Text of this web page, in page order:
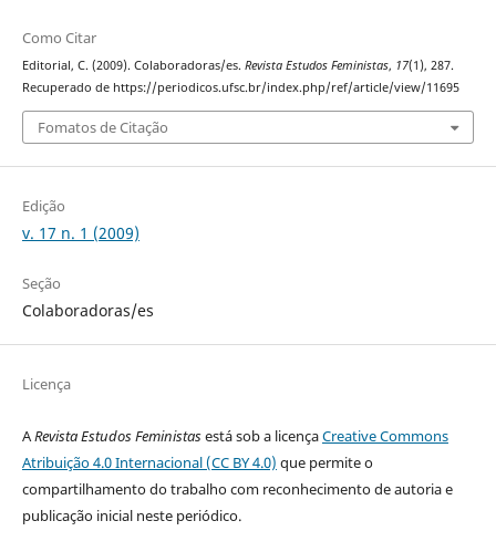
Como Citar
Editorial, C. (2009). Colaboradoras/es. Revista Estudos Feministas, 17(1), 287.
Recuperado de https://periodicos.ufsc.br/index.php/ref/article/view/11695
Fomatos de Citação
Edição
v. 17 n. 1 (2009)
Seção
Colaboradoras/es
Licença
ARevista Estudos Feministasestá sob a licençaCreative Commons
Atribuição 4.0 Internacional (CC BY 4.0) que permite o
compartilhamento do trabalho com reconhecimento de autoria e
publicação inicial neste periódico.